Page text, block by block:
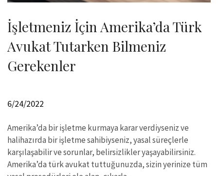
İşletmeniz İçin Amerika’da Türk
Avukat Tutarken Bilmeniz
Gerekenler
6/24/2022
Amerika’da bir işletme kurmaya karar verdiyseniz ve
halihazırda bir işletme sahibiyseniz, yasal süreçlerle
karşılaşabilir ve sorunlar, belirsizlikler yaşayabilirsiniz.
Amerika’da türk avukat tuttuğunuzda, sizin yerinize tüm